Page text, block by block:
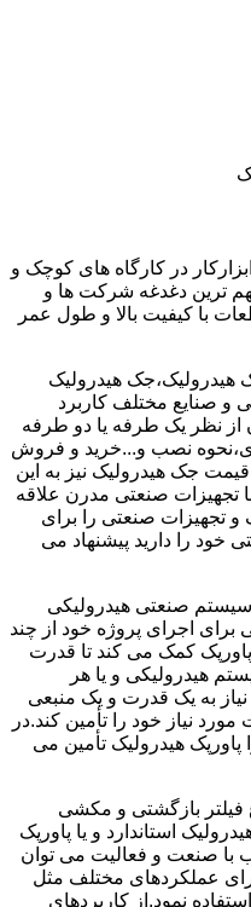
در کارگاه های کوچک و
ترین دغدغه شرکت ها و
با کیفیت بالا و طول عمر
هیدرولیک،جک هیدرولیک
و صنایع مختلف کاربرد
از نظر یک طرفه یا دو طرفه
نصب و...خرید و فروش
جک هیدرولیک نیز به این
تجهیزات صنعتی مدرن علاقه
و تجهیزات صنعتی را برای
خود را دارید پیشنهاد می
صنعتی هیدرولیکی
برای اجرای پروژه خود از چند
کمک می کند تا قدرت
هیدرولیکی و یا هر
به یک قدرت و یک منبعی
نیاز خود را تأمین کند.در
هیدرولیک تأمین می
فیلتر بازگشتی و مکشی
استاندارد و یا پاورپک
با صنعت و فعالیت می توان
عملکردهای مختلف مثل
نمود.از کاربردهای